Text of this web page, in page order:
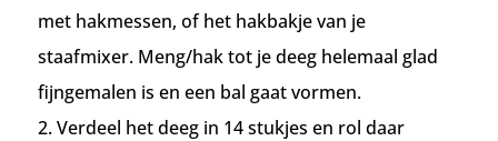
met hakmessen, of het hakbakje van je
staafmixer. Meng/hak tot je deeg helemaal glad
fijngemalen is en een bal gaat vormen.
2. Verdeel het deeg in 14 stukjes en rol daar